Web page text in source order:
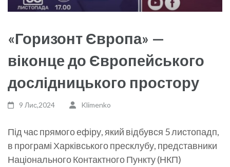
«Горизонт Європа» —
віконце до Європейського
дослідницького простору
9 Лис,2024 Klimenko
Під час прямого ефіру, який відбувся 5 листопадп,
в програмі Харківського пресклубу, представники
Національного Контактного Пункту (НКП)